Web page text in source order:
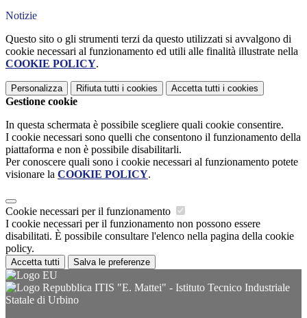
Notizie
Questo sito o gli strumenti terzi da questo utilizzati si avvalgono di
cookie necessari al funzionamento ed utili alle finalità illustrate nella
COOKIE POLICY.
Personalizza Rifiuta tutti i cookies Accetta tutti i cookies
Gestione cookie
In questa schermata è possibile scegliere quali cookie consentire.
I cookie necessari sono quelli che consentono il funzionamento della
piattaforma e non è possibile disabilitarli.
Per conoscere quali sono i cookie necessari al funzionamento potete
visionare la COOKIE POLICY.
Cookie necessari per il funzionamento
I cookie necessari per il funzionamento non possono essere
disabilitati. È possibile consultare l'elenco nella pagina della cookie
policy.
Accetta tutti Salva le preferenze
ITIS "E. Mattei" - Istituto Tecnico Industriale
Statale di Urbino